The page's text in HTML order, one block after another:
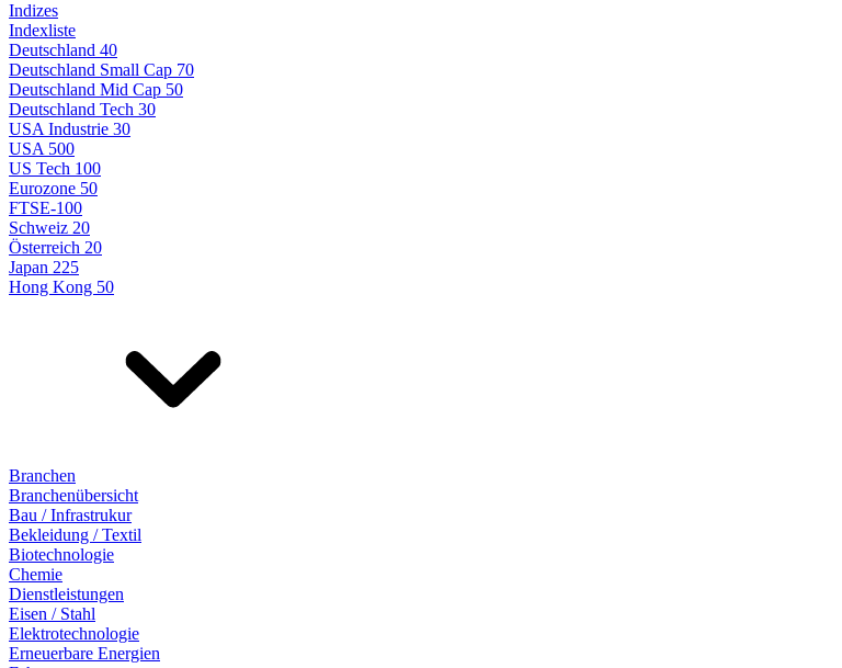
Indizes
Indexliste
Deutschland 40
Deutschland Small Cap 70
Deutschland Mid Cap 50
Deutschland Tech 30
USA Industrie 30
USA 500
US Tech 100
Eurozone 50
FTSE-100
Schweiz 20
Österreich 20
Japan 225
Hong Kong 50
Branchen
Branchenübersicht
Bau / Infrastrukur
Bekleidung / Textil
Biotechnologie
Chemie
Dienstleistungen
Eisen / Stahl
Elektrotechnologie
Erneuerbare Energien